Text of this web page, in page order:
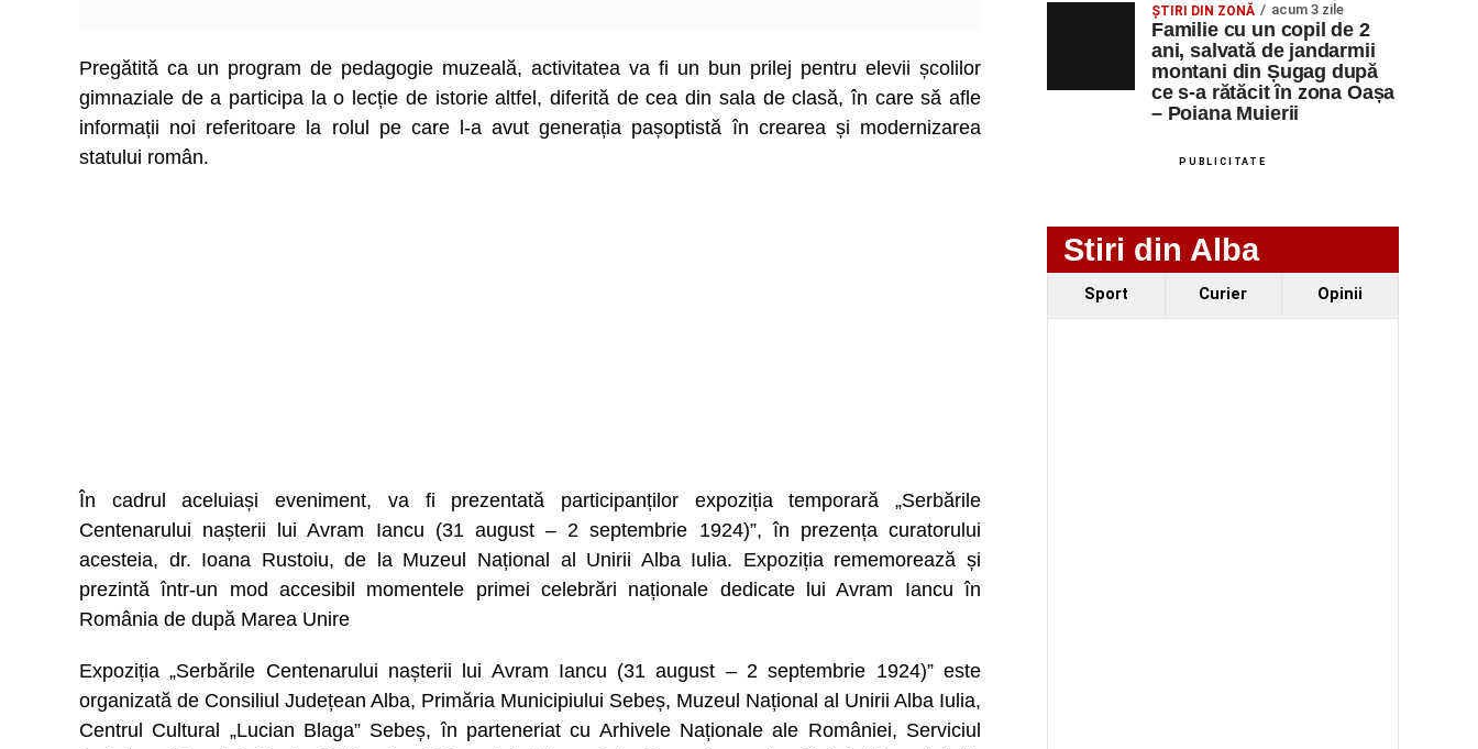
Pregătită ca un program de pedagogie muzeală, activitatea va fi un bun prilej pentru elevii școlilor
gimnaziale de a participa la o lecție de istorie altfel, diferită de cea din sala de clasă, în care să afle
informații noi referitoare la rolul pe care l-a avut generația pașoptistă în crearea și modernizarea
statului român.
În cadrul aceluiași eveniment, va fi prezentată participanților expoziția temporară „Serbările
Centenarului nașterii lui Avram Iancu (31 august – 2 septembrie 1924)”, în prezența curatorului
acesteia, dr. Ioana Rustoiu, de la Muzeul Național al Unirii Alba Iulia. Expoziția rememorează și
prezintă într-un mod accesibil momentele primei celebrări naționale dedicate lui Avram Iancu în
România de după Marea Unire
Expoziția „Serbările Centenarului nașterii lui Avram Iancu (31 august – 2 septembrie 1924)” este
organizată de Consiliul Județean Alba, Primăria Municipiului Sebeș, Muzeul Național al Unirii Alba Iulia,
Centrul Cultural „Lucian Blaga” Sebeș, în parteneriat cu Arhivele Naționale ale României, Serviciul
ȘTIRI DIN ZONĂ acum 3 zile
Familie cu un copil de 2
ani, salvată de jandarmii
montani din Șugag după
ce s-a rătăcit în zona Oașa
– Poiana Muierii
PUBLICITATE
Stiri din Alba
Sport Curier Opinii